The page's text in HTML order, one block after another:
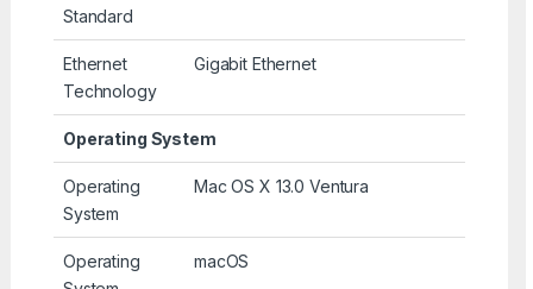
Standard
Ethernet
Technology
Gigabit Ethernet
Operating System
Operating
System
Mac OS X 13.0 Ventura
Operating
macOS